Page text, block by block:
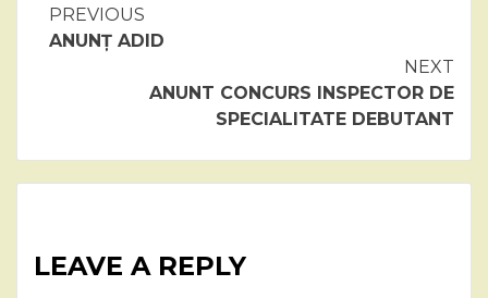
Continue
Reading
PREVIOUS
ANUNȚ ADID
NEXT
ANUNT CONCURS INSPECTOR DE
SPECIALITATE DEBUTANT
LEAVE A REPLY